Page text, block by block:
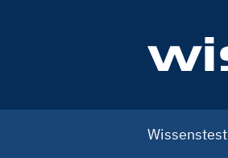
navigation
Wissenstest